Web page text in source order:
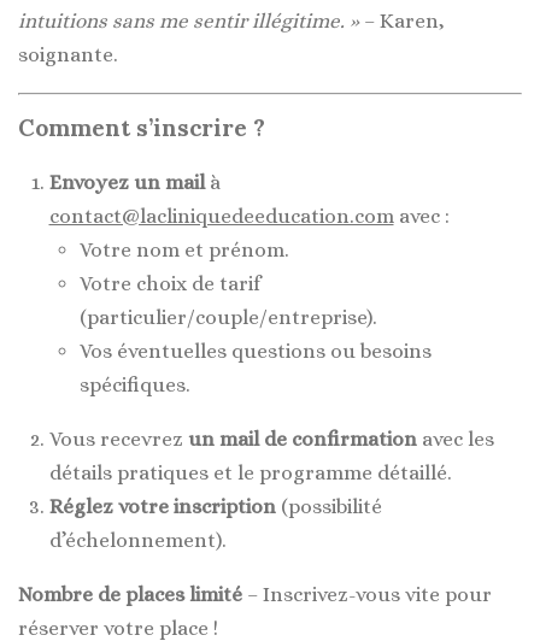
intuitions sans me sentir illégitime. »– Karen,
soignante.
Comment s’inscrire ?
Envoyez un mailà
contact@lacliniquedeeducation.com avec :
Votre nom et prénom.
Votre choix de tarif
(particulier/couple/entreprise).
Vos éventuelles questions ou besoins
spécifiques.
Vous recevrez un mail de confirmationavec les
détails pratiques et le programme détaillé.
Réglez votre inscription(possibilité
d’échelonnement).
Nombre de places limité – Inscrivez-vous vite pour
réserver votre place !